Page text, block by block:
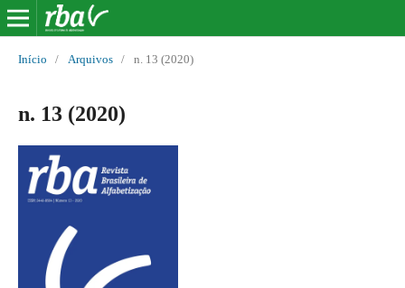
Início / Arquivos / n. 13 (2020)
n. 13 (2020)